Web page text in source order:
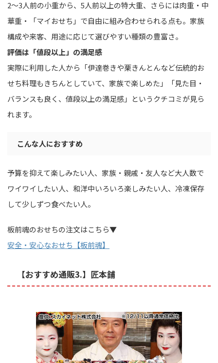
2〜3人前の小重から、5人前以上の特大重、さらには肉重・中
華重・「マイおせち」で自由に組み合わせられる点も。家族
構成や来客、用途に応じて選びやすい種類の豊富さ。
評価は「値段以上」の満足感
実際に利用した人から「伊達巻きや栗きんとんなど伝統的お
せち料理もきちんとしていて、家族で楽しめた」「見た目・
バランスも良く、値段以上の満足感」というクチコミが見ら
れます。
こんな人におすすめ
予算を抑えて楽しみたい人、家族・親戚・友人など大人数で
ワイワイしたい人、和洋中いろいろ楽しみたい人、冷凍保存
して少しずつ食べたい人。
板前魂のおせちの注文はこちら▼
安全・安心なおせち【板前魂】
【おすすめ通販3.】匠本舗